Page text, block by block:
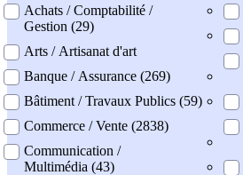
professionel
Achats / Comptabilité /
Gestion (29)
Arts / Artisanat d'art
Banque / Assurance (269)
Bâtiment / Travaux Publics (59)
Commerce / Vente (2838)
Communication /
Multimédia (43)